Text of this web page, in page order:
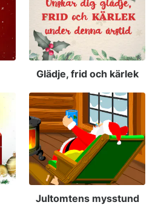
Glädje, frid och kärlek
Jultomtens mysstund